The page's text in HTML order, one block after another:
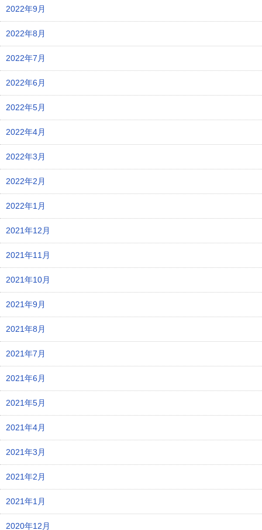
2022年9月
2022年8月
2022年7月
2022年6月
2022年5月
2022年4月
2022年3月
2022年2月
2022年1月
2021年12月
2021年11月
2021年10月
2021年9月
2021年8月
2021年7月
2021年6月
2021年5月
2021年4月
2021年3月
2021年2月
2021年1月
2020年12月